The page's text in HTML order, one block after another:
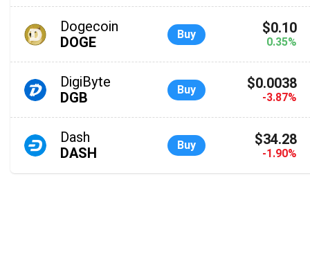
Dogecoin
DOGE
Buy $0.10
0.35%
DigiByte
DGB
Buy $0.0038
-3.87%
Dash
DASH
Buy $34.28
-1.90%